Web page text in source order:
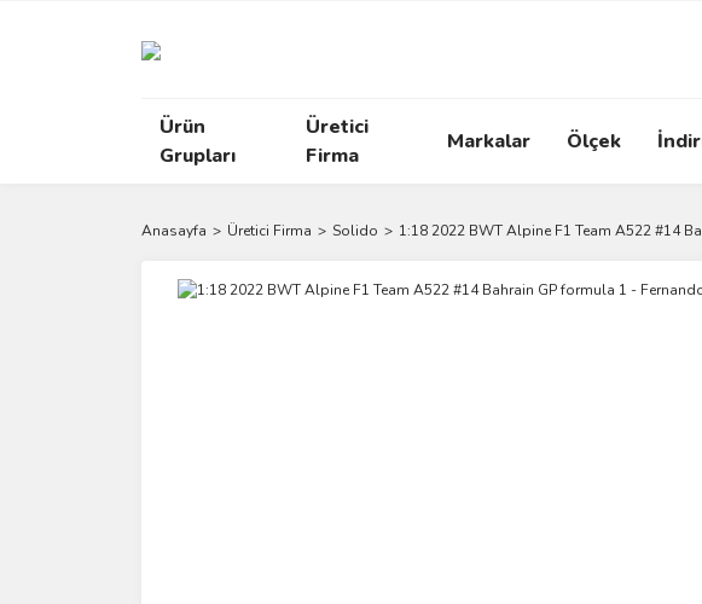
Ürün
Grupları
Üretici
Firma
Markalar Ölçek
Anasayfa Üretici Firma Solido 1:18 2022 BWT Alpine F1 Team A522 #14